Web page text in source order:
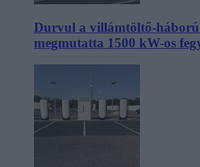
Durvul a villámtöltő-
megmutatta 1500 kW-os